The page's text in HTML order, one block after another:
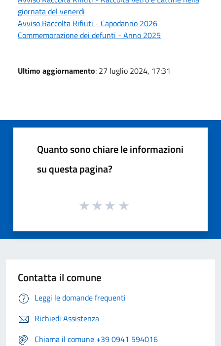
giornata del venerdì
Avviso Raccolta Rifiuti - Capodanno 2026
Commemorazione dei defunti - Anno 2025
Ultimo aggiornamento: 27 luglio 2024, 17:31
Quanto sono chiare le informazioni
su questa pagina?
Contatta il comune
Leggi le domande frequenti
Richiedi Assistenza
Chiama il comune +39 0941 594016